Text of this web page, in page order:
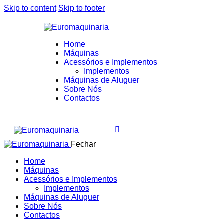
Skip to content Skip to footer
Home
Máquinas
Acessórios e Implementos
Implementos
Máquinas de Aluguer
Sobre Nós
Contactos
Fechar
Home
Máquinas
Acessórios e Implementos
Implementos
Máquinas de Aluguer
Sobre Nós
Contactos